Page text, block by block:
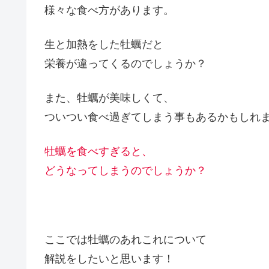
様々な食べ方があります。
生と加熱をした牡蠣だと
栄養が違ってくるのでしょうか？
また、牡蠣が美味しくて、
ついつい食べ過ぎてしまう事もあるかもしれ
牡蠣を食べすぎると、
どうなってしまうのでしょうか？
ここでは牡蠣のあれこれについて
解説をしたいと思います！